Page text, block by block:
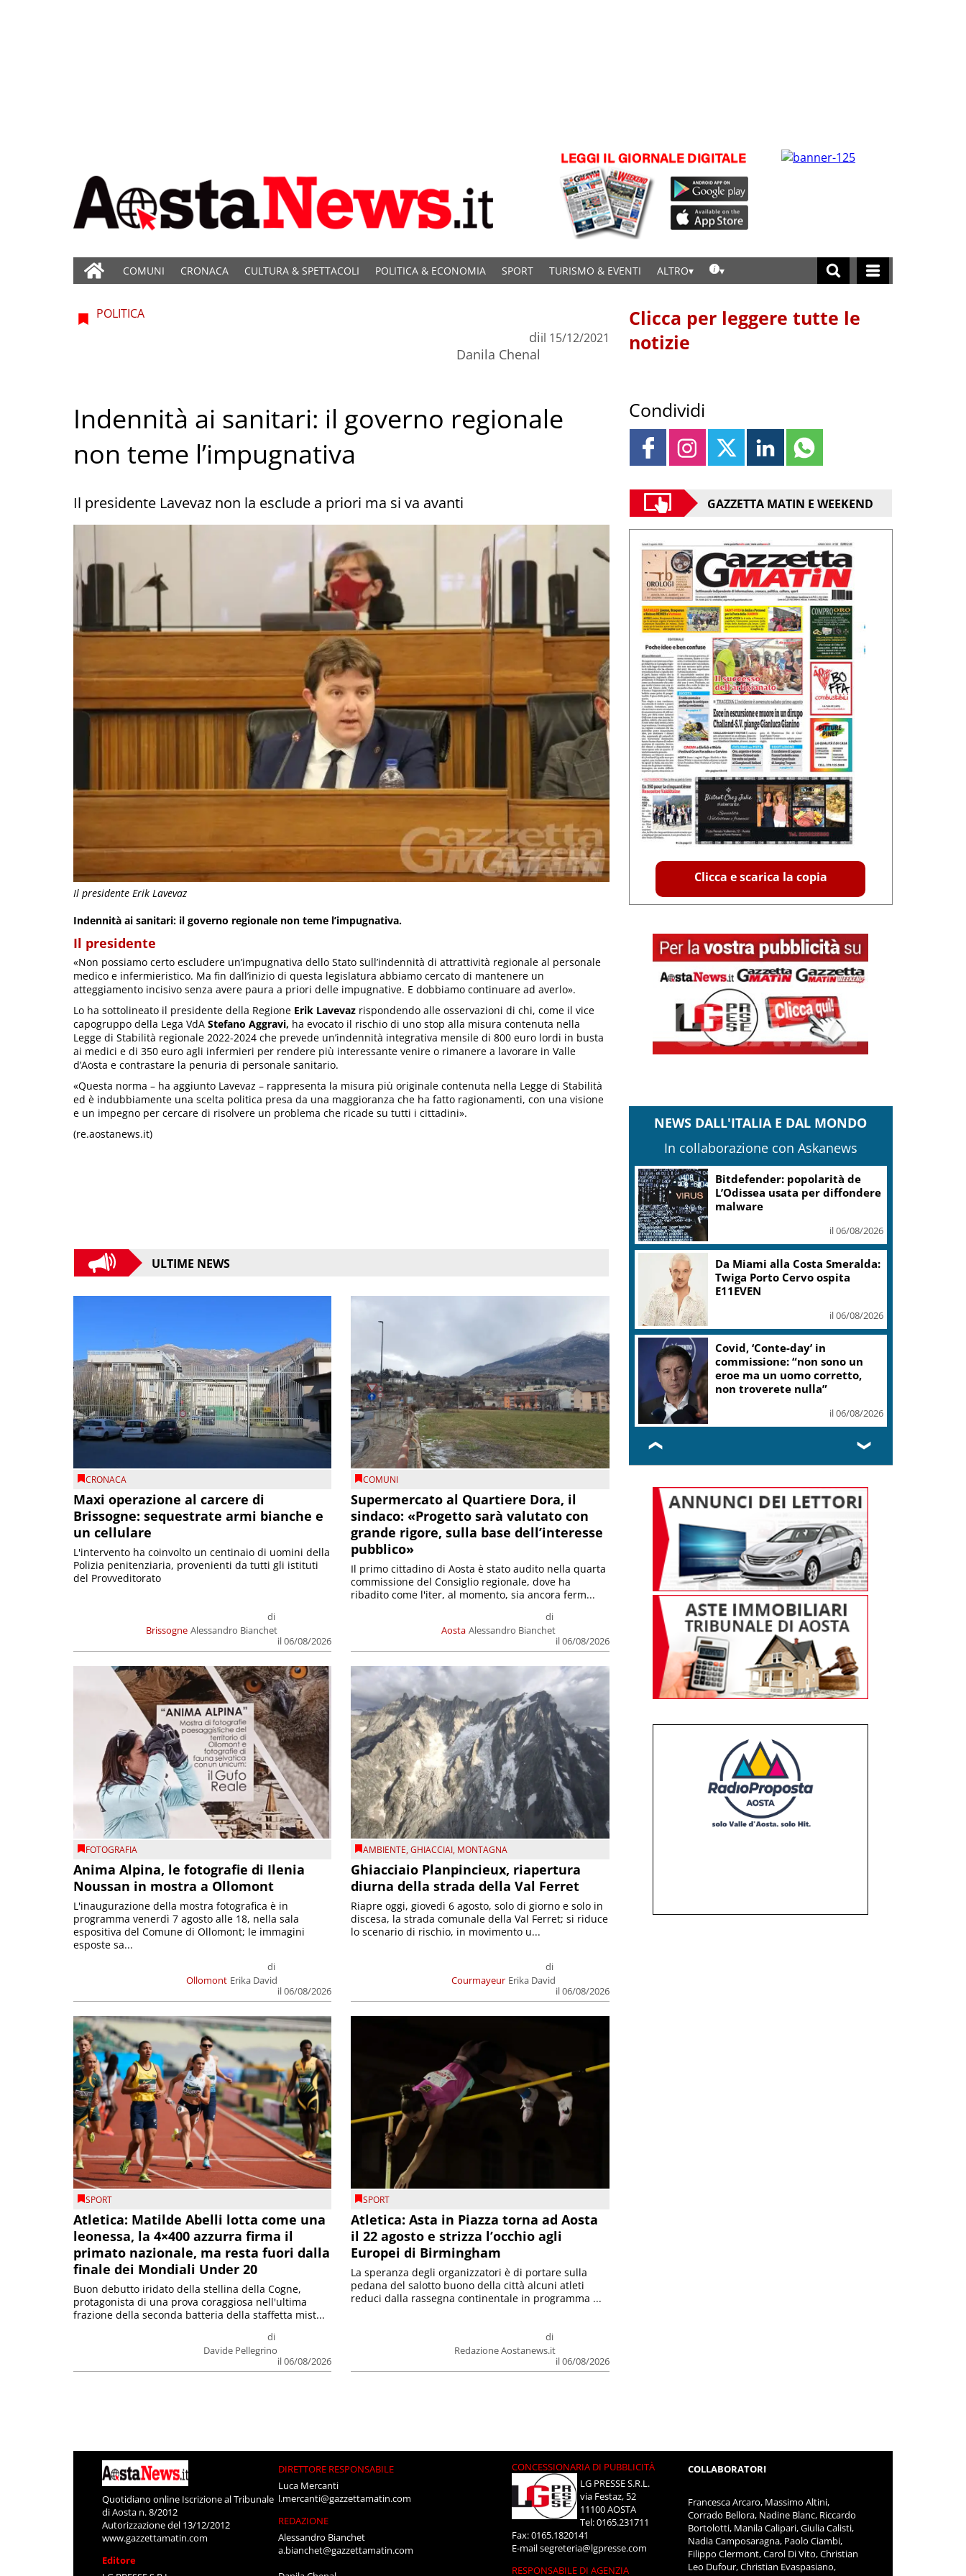
COMUNI CRONACA CULTURA & SPETTACOLI POLITICA & ECONOMIA SPORT TURISMO & EVENTI ALTRO
Il presidente Erik Lavevaz
POLITICA
di
Danila Chenal
il 15/12/2021
Indennità ai sanitari: il governo regionale
non teme l’impugnativa
Il presidente Lavevaz non la esclude a priori ma si va avanti
Indennità ai sanitari: il governo regionale non teme l’impugnativa.
Il presidente
«Non possiamo certo escludere un’impugnativa dello Stato sull’indennità di attrattività regionale al personale
medico e infermieristico. Ma fin dall’inizio di questa legislatura abbiamo cercato di mantenere un
atteggiamento incisivo senza avere paura a priori delle impugnative. E dobbiamo continuare ad averlo».
Lo ha sottolineato il presidente della Regione Erik Lavevaz rispondendo alle osservazioni di chi, come il vice
capogruppo della Lega VdA Stefano Aggravi, ha evocato il rischio di uno stop alla misura contenuta nella
Legge di Stabilità regionale 2022-2024 che prevede un’indennità integrativa mensile di 800 euro lordi in busta
ai medici e di 350 euro agli infermieri per rendere più interessante venire o rimanere a lavorare in Valle
d’Aosta e contrastare la penuria di personale sanitario.
«Questa norma – ha aggiunto Lavevaz – rappresenta la misura più originale contenuta nella Legge di Stabilità
ed è indubbiamente una scelta politica presa da una maggioranza che ha fatto ragionamenti, con una visione
e un impegno per cercare di risolvere un problema che ricade su tutti i cittadini».
(re.aostanews.it)
ULTIME NEWS
CRONACA
Maxi operazione al carcere di
Brissogne: sequestrate armi bianche e
un cellulare
Brissogne
di
Alessandro Bianchet
il 06/08/2026
L'intervento ha coinvolto un centinaio di uomini della
Polizia penitenziaria, provenienti da tutti gli istituti
del Provveditorato
COMUNI
Supermercato al Quartiere Dora, il
sindaco: «Progetto sarà valutato con
grande rigore, sulla base dell’interesse
pubblico»
Aosta
di
Alessandro Bianchet
il 06/08/2026
Il primo cittadino di Aosta è stato audito nella quarta
commissione del Consiglio regionale, dove ha
ribadito come l'iter, al momento, sia ancora ferm...
FOTOGRAFIA
Anima Alpina, le fotografie di Ilenia
Noussan in mostra a Ollomont
Ollomont
di
Erika David
il 06/08/2026
L'inaugurazione della mostra fotografica è in
programma venerdì 7 agosto alle 18, nella sala
espositiva del Comune di Ollomont; le immagini
esposte sa...
AMBIENTE,GHIACCIAI, MONTAGNA
Ghiacciaio Planpincieux, riapertura
diurna della strada della Val Ferret
Courmayeur
di
Erika David
il 06/08/2026
Riapre oggi, giovedì 6 agosto, solo di giorno e solo in
discesa, la strada comunale della Val Ferret; si riduce
lo scenario di rischio, in movimento u...
SPORT
Atletica: Matilde Abelli lotta come una
leonessa, la 4×400 azzurra firma il
primato nazionale, ma resta fuori dalla
finale dei Mondiali Under 20
di
Davide Pellegrino
il 06/08/2026
Buon debutto iridato della stellina della Cogne,
protagonista di una prova coraggiosa nell'ultima
frazione della seconda batteria della staffetta mist...
SPORT
Atletica: Asta in Piazza torna ad Aosta
il 22 agosto e strizza l’occhio agli
Europei di Birmingham
di
Redazione Aostanews.it
il 06/08/2026
La speranza degli organizzatori è di portare sulla
pedana del salotto buono della città alcuni atleti
reduci dalla rassegna continentale in programma ...
Clicca per leggere tutte le
notizie
Condividi
GAZZETTA MATIN E WEEKEND
Clicca e scarica la copia
NEWS DALL'ITALIA E DAL MONDO
In collaborazione con Askanews
Bitdefender: popolarità de
L’Odissea usata per diffondere
malware
il 06/08/2026
Da Miami alla Costa Smeralda:
Twiga Porto Cervo ospita
E11EVEN
il 06/08/2026
Covid, ‘Conte-day’ in
commissione: “non sono un
eroe ma un uomo corretto,
non troverete nulla”
il 06/08/2026
❮ ❯
Quotidiano online Iscrizione al Tribunale
di Aosta n. 8/2012
Autorizzazione del 13/12/2012
www.gazzettamatin.com
Editore
DIRETTORE RESPONSABILE
Luca Mercanti
l.mercanti@gazzettamatin.com
REDAZIONE
Alessandro Bianchet
a.bianchet@gazzettamatin.com
CONCESSIONARIA DI PUBBLICITÀ
LG PRESSE S.R.L.
via Festaz, 52
11100 AOSTA
Tel: 0165.231711
Fax: 0165.1820141
E-mailsegreteria@lgpresse.com
RESPONSABILE DI AGENZIA
COLLABORATORI
Francesca Arcaro, Massimo Altini,
Corrado Bellora, Nadine Blanc, Riccardo
Bortolotti, Manila Calipari, Giulia Calisti,
Nadia Camposaragna, Paolo Ciambi,
Filippo Clermont, Carol Di Vito, Christian
Leo Dufour, Christian Evaspasiano,